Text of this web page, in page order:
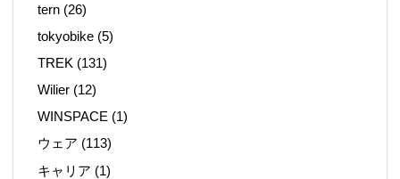
tern (26)
tokyobike (5)
TREK (131)
Wilier (12)
WINSPACE (1)
ウェア (113)
キャリア (1)